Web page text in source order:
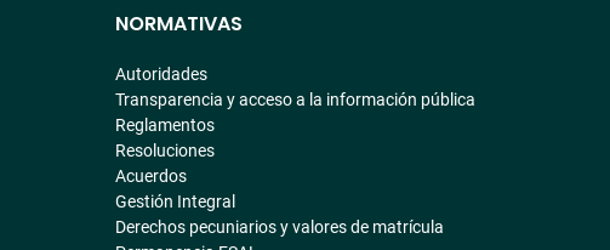
NORMATIVAS
Autoridades
Transparencia y acceso a la información pública
Reglamentos
Resoluciones
Acuerdos
Gestión Integral
Derechos pecuniarios y valores de matrícula